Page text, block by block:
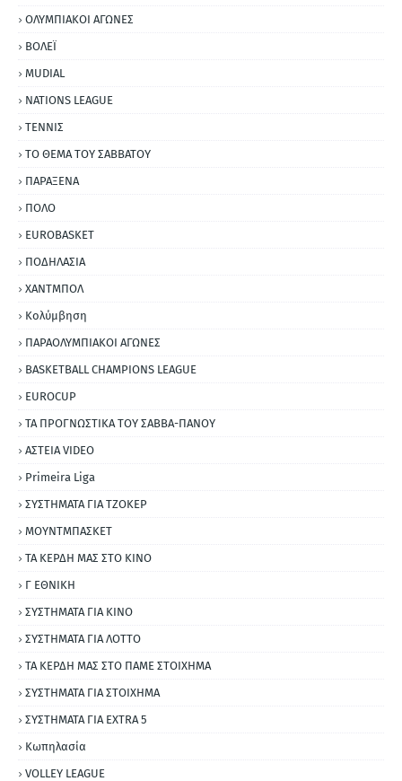
ΟΛΥΜΠΙΑΚΟΙ ΑΓΩΝΕΣ
ΒΟΛΕΪ
MUDIAL
NATIONS LEAGUE
ΤΕΝΝΙΣ
ΤΟ ΘΕΜΑ ΤΟΥ ΣΑΒΒΑΤΟΥ
ΠΑΡΑΞΕΝΑ
ΠΟΛΟ
EUROBASKET
ΠΟΔΗΛΑΣΙΑ
ΧΑΝΤΜΠΟΛ
Κολύμβηση
ΠΑΡΑΟΛΥΜΠΙΑΚΟΙ ΑΓΩΝΕΣ
BASKETBALL CHAMPIONS LEAGUE
EUROCUP
ΤΑ ΠΡΟΓΝΩΣΤΙΚΑ ΤΟΥ ΣΑΒΒΑ-ΠΑΝΟΥ
ΑΣΤΕΙΑ VIDEO
Primeira Liga
ΣΥΣΤΗΜΑΤΑ ΓΙΑ ΤΖΟΚΕΡ
ΜΟΥΝΤΜΠΑΣΚΕΤ
ΤΑ ΚΕΡΔΗ ΜΑΣ ΣΤΟ ΚΙΝΟ
Γ ΕΘΝΙΚΗ
ΣΥΣΤΗΜΑΤΑ ΓΙΑ ΚΙΝΟ
ΣΥΣΤΗΜΑΤΑ ΓΙΑ ΛΟΤΤΟ
ΤΑ ΚΕΡΔΗ ΜΑΣ ΣΤΟ ΠΑΜΕ ΣΤΟΙΧΗΜΑ
ΣΥΣΤΗΜΑΤΑ ΓΙΑ ΣΤΟΙΧΗΜΑ
ΣΥΣΤΗΜΑΤΑ ΓΙΑ ΕΧΤRΑ 5
Κωπηλασία
VOLLEY LEAGUE